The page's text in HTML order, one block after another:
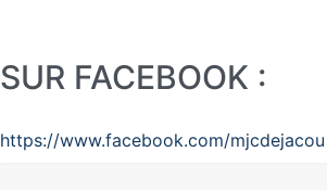
SUR FACEBOOK :
https://www.facebook.com/mjcdejacou